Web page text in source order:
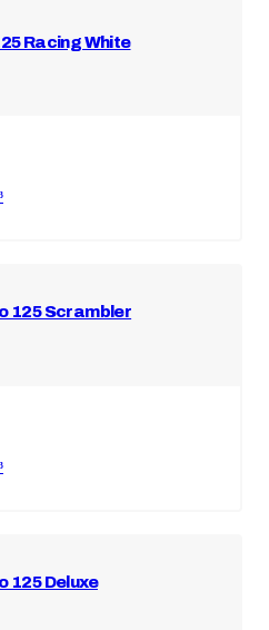
Racing White
125 Scrambler
125 Deluxe